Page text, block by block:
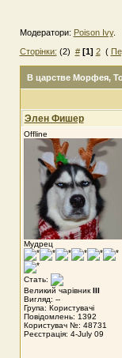
Модератори: Poison Ivy.
Сторінки: (2) # [1] 2(
В царстве Морфея,
Элен Фишер
Offline
Мудрец
Стать:
Великий чарівник III
Вигляд: --
Група: Користувачі
Повідомлень: 1392
Користувач №: 48731
Реєстрація: 4-July 09